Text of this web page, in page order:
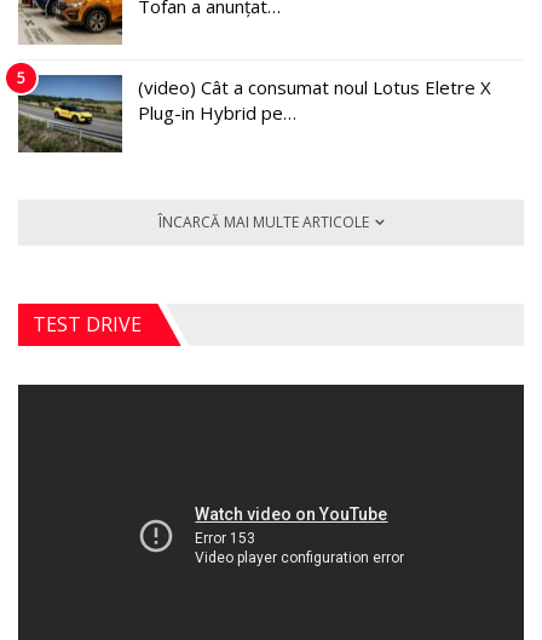
Tofan a anunțat…
5
(video) Cât a consumat noul Lotus Eletre X
Plug-in Hybrid pe…
ÎNCARCĂ MAI MULTE ARTICOLE
TEST DRIVE